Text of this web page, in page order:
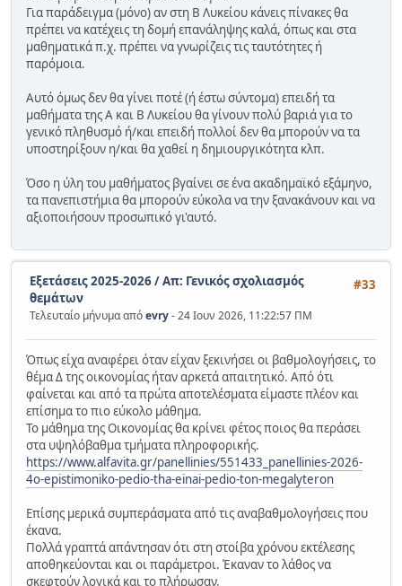
Για παράδειγμα (μόνο) αν στη Β Λυκείου κάνεις πίνακες θα
πρέπει να κατέχεις τη δομή επανάληψης καλά, όπως και στα
μαθηματικά π.χ. πρέπει να γνωρίζεις τις ταυτότητες ή
παρόμοια.
Αυτό όμως δεν θα γίνει ποτέ (ή έστω σύντομα) επειδή τα
μαθήματα της Α και Β Λυκείου θα γίνουν πολύ βαριά για το
γενικό πληθυσμό ή/και επειδή πολλοί δεν θα μπορούν να τα
υποστηρίξουν η/και θα χαθεί η δημιουργικότητα κλπ.
Όσο η ύλη του μαθήματος βγαίνει σε ένα ακαδημαϊκό εξάμηνο,
τα πανεπιστήμια θα μπορούν εύκολα να την ξανακάνουν και να
αξιοποιήσουν προσωπικό γι'αυτό.
#33
Εξετάσεις 2025-2026/Απ: Γενικός σχολιασμός
θεμάτων
Τελευταίο μήνυμα απόevry- 24 Ιουν 2026, 11:22:57 ΠΜ
Όπως είχα αναφέρει όταν είχαν ξεκινήσει οι βαθμολογήσεις, το
θέμα Δ της οικονομίας ήταν αρκετά απαιτητικό. Από ότι
φαίνεται και από τα πρώτα αποτελέσματα είμαστε πλέον και
επίσημα το πιο εύκολο μάθημα.
Το μάθημα της Οικονομίας θα κρίνει φέτος ποιος θα περάσει
στα υψηλόβαθμα τμήματα πληροφορικής.
https://www.alfavita.gr/panellinies/551433_panellinies-2026-
4o-epistimoniko-pedio-tha-einai-pedio-ton-megalyteron
Επίσης μερικά συμπεράσματα από τις αναβαθμολογήσεις που
έκανα.
Πολλά γραπτά απάντησαν ότι στη στοίβα χρόνου εκτέλεσης
αποθηκεύονται και οι παράμετροι. Έκαναν το λάθος να
σκεφτούν λογικά και το πλήρωσαν.